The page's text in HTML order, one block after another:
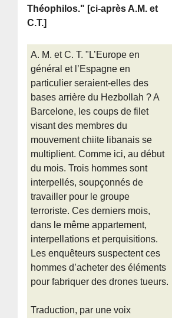
Théophilos." [ci-après A.M. et
C.T.]
A. M. et C. T. "L’Europe en
général et l’Espagne en
particulier seraient-elles des
bases arrière du Hezbollah ? A
Barcelone, les coups de filet
visant des membres du
mouvement chiite libanais se
multiplient. Comme ici, au début
du mois. Trois hommes sont
interpellés, soupçonnés de
travailler pour le groupe
terroriste. Ces derniers mois,
dans le même appartement,
interpellations et perquisitions.
Les enquêteurs suspectent ces
hommes d’acheter des éléments
pour fabriquer des drones tueurs.
Traduction, par une voix